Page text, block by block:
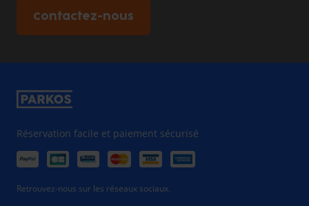
Contactez-nous
Réservation facile et paiement sécurisé
Retrouvez-nous sur les réseaux sociaux.